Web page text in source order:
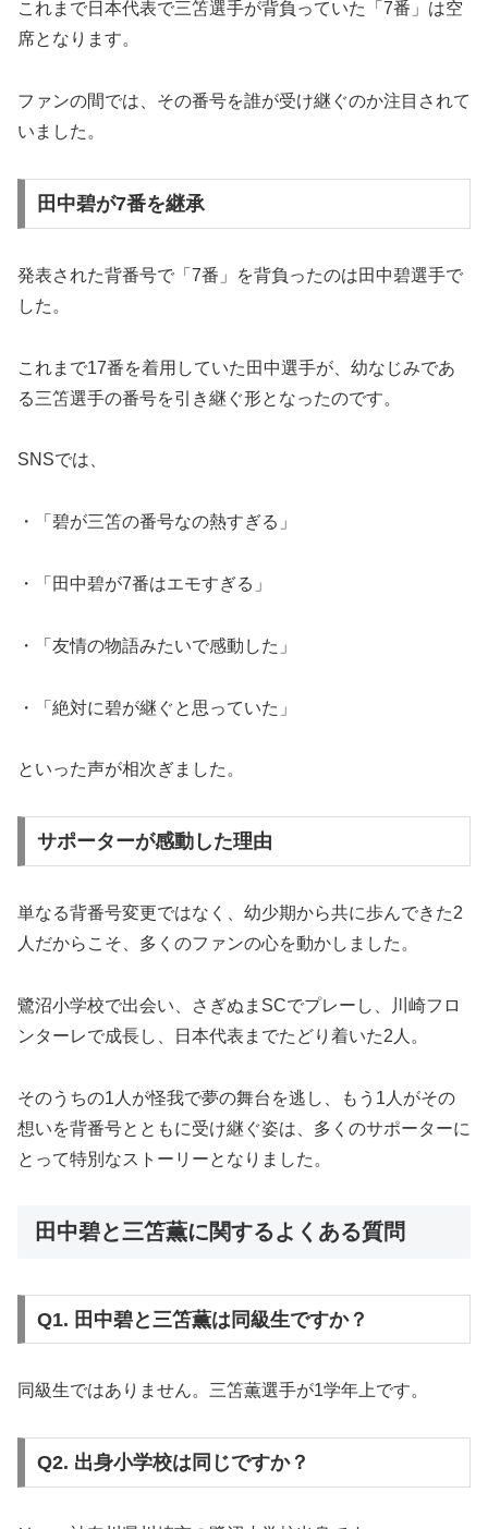
これまで日本代表で三笘選手が背負っていた「7番」は空
席となります。
ファンの間では、その番号を誰が受け継ぐのか注目されて
いました。
田中碧が7番を継承
発表された背番号で「7番」を背負ったのは田中碧選手で
した。
これまで17番を着用していた田中選手が、幼なじみであ
る三笘選手の番号を引き継ぐ形となったのです。
SNSでは、
・「碧が三笘の番号なの熱すぎる」
・「田中碧が7番はエモすぎる」
・「友情の物語みたいで感動した」
・「絶対に碧が継ぐと思っていた」
といった声が相次ぎました。
サポーターが感動した理由
単なる背番号変更ではなく、幼少期から共に歩んできた2
人だからこそ、多くのファンの心を動かしました。
鷺沼小学校で出会い、さぎぬまSCでプレーし、川崎フロ
ンターレで成長し、日本代表までたどり着いた2人。
そのうちの1人が怪我で夢の舞台を逃し、もう1人がその
想いを背番号とともに受け継ぐ姿は、多くのサポーターに
とって特別なストーリーとなりました。
田中碧と三笘薫に関するよくある質問
Q1. 田中碧と三笘薫は同級生ですか？
同級生ではありません。三笘薫選手が1学年上です。
Q2. 出身小学校は同じですか？